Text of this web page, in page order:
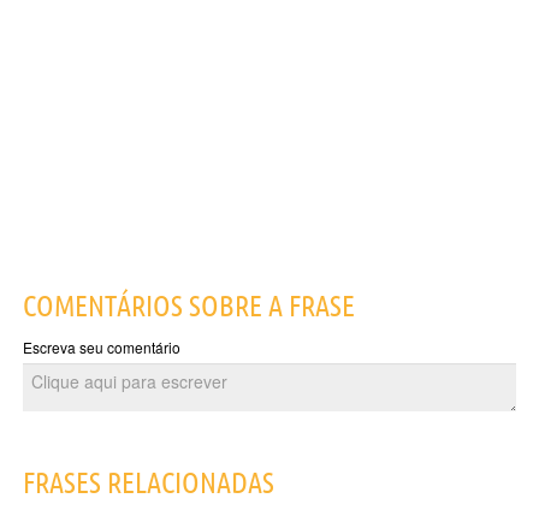
COMENTÁRIOS SOBRE A FRASE
Escreva seu comentário
FRASES RELACIONADAS